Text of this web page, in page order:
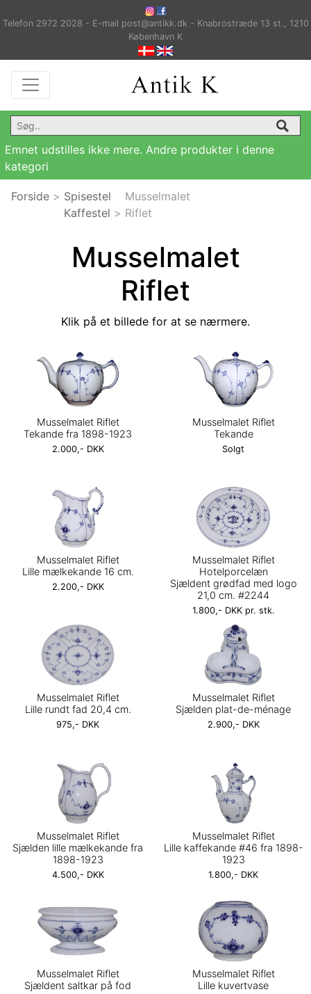
Telefon 2972 2028 - E-mail post@antikk.dk - Knabrostræde 13 st., 1210
København K
Emnet udstilles ikke mere. Andre produkter i denne
kategori
Forside > Spisestel
Kaffestel >
Musselmalet
Riflet
Musselmalet
Riflet
Klik på et billede for at se nærmere.
Musselmalet Riflet
Tekande fra 1898-1923
2.000,- DKK
Musselmalet Riflet
Tekande
Solgt
Musselmalet Riflet
Lille mælkekande 16 cm.
2.200,- DKK
Musselmalet Riflet
Hotelporcelæn
Sjældent grødfad med logo
21,0 cm. #2244
1.800,- DKK pr. stk.
Musselmalet Riflet
Lille rundt fad 20,4 cm.
975,- DKK
Musselmalet Riflet
Sjælden plat-de-ménage
2.900,- DKK
Musselmalet Riflet
Sjælden lille mælkekande fra
1898-1923
4.500,- DKK
Musselmalet Riflet
Lille kaffekande #46 fra 1898-
1923
1.800,- DKK
Musselmalet Riflet
Sjældent saltkar på fod
Musselmalet Riflet
Lille kuvertvase